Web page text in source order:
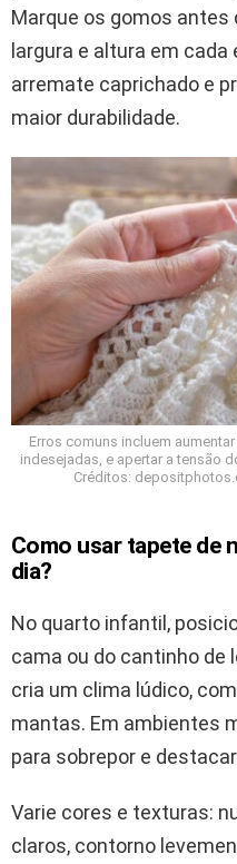
Marque os gomos
largura e altura em
arremate caprichado e
maior durabilidade.
Erros comuns incluem
indesejadas, e apertar a tensão
Créditos:
Como usar tapete de
dia?
No quarto infantil,
cama ou do cantinho de
cria um clima lúdico,
mantas. Em ambientes
para sobrepor e
Varie cores e texturas:
claros, contorno